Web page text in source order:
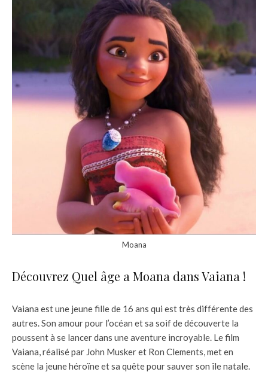
Moana
Découvrez Quel âge a Moana dans Vaiana !
Vaiana est une jeune fille de 16 ans qui est très différente des
autres. Son amour pour l’océan et sa soif de découverte la
poussent à se lancer dans une aventure incroyable. Le film
Vaiana, réalisé par John Musker et Ron Clements, met en
scène la jeune héroïne et sa quête pour sauver son île natale.